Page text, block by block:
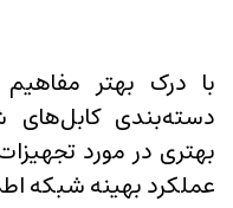
با درک بهتر
دسته‌بندی کابل‌های
بهتری در مورد
عملکرد بهینه شبکه